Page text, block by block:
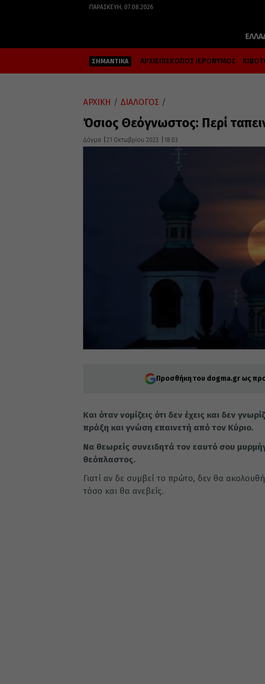
ΠΑΡΑΣΚΕΥΉ, 07.08.2026
ΣΗΜΑΝΤΙΚΑ ΑΡΧΙΕΠΙΣΚΟΠΟΣ ΙΕΡΩΝΥΜΟΣ
ΑΡΧΙΚΗ / ΔΙΑΛΟΓΟΣ /
Όσιος Θεόγνωστος: Περί
Δόγμα 21 Οκτωβρίου 2023 18:03
Προσθήκη του dogma.gr ως
Και όταν νομίζεις ότι δεν έχεις και δεν
πράξη και γνώση επαινετή από τον Κύριο.
Να θεωρείς συνειδητά τον εαυτό σου
θεόπλαστος.
Γιατί αν δε συμβεί το πρώτο, δεν θα
τόσο και θα ανεβείς.